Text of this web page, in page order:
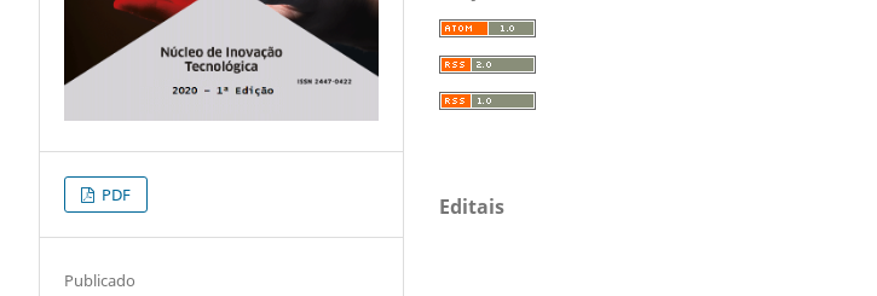
PDF
Publicado
Editais